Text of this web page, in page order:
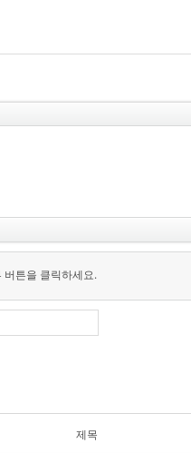
버튼을 클릭하세요.
제목